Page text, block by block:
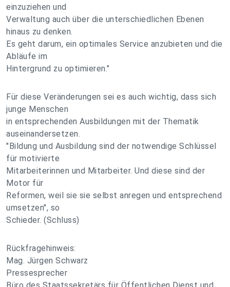
einzuziehen und
Verwaltung auch über die unterschiedlichen Ebenen
hinaus zu denken.
Es geht darum, ein optimales Service anzubieten und die
Abläufe im
Hintergrund zu optimieren."
Für diese Veränderungen sei es auch wichtig, dass sich
junge Menschen
in entsprechenden Ausbildungen mit der Thematik
auseinandersetzen.
"Bildung und Ausbildung sind der notwendige Schlüssel
für motivierte
Mitarbeiterinnen und Mitarbeiter. Und diese sind der
Motor für
Reformen, weil sie sie selbst anregen und entsprechend
umsetzen", so
Schieder. (Schluss)
Rückfragehinweis:
Mag. Jürgen Schwarz
Pressesprecher